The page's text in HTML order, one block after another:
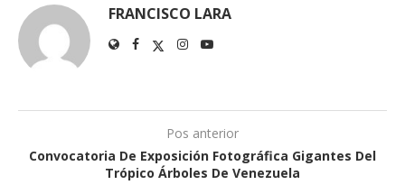
FRANCISCO LARA
Pos anterior
Convocatoria De Exposición Fotográfica Gigantes Del
Trópico Árboles De Venezuela